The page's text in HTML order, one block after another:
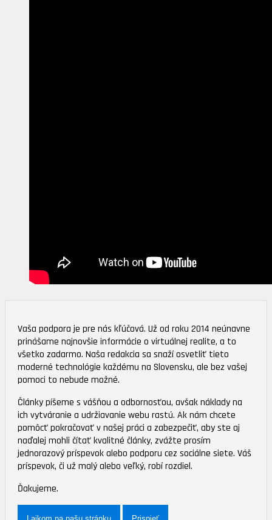
Vaša podpora je pre nás kľúčová. Už od roku 2014 neúnavne
prinášame najnovšie informácie o virtuálnej realite, a to
všetko zadarmo. Naša redakcia sa snaží osvetliť tieto
moderné technológie každému na Slovensku, ale bez vašej
pomoci to nebude možné.
Články píšeme s vášňou a odbornosťou, avšak náklady na
ich vytváranie a udržiavanie webu rastú. Ak nám chcete
pomôcť pokračovať v našej práci a zabezpečiť, aby ste aj
naďalej mohli čítať kvalitné články, zvážte prosím
jednorazový príspevok alebo podporu cez sociálne siete. Váš
príspevok, či už malý alebo veľký, robí rozdiel.
Ďakujeme.